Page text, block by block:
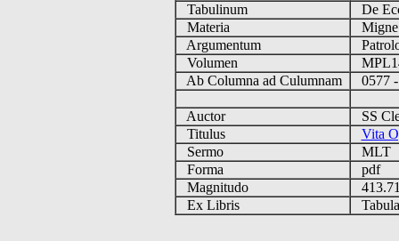
Tabulinum
De
Materia
Argumentum
Volumen
Ab Columna ad Culumnam
0577
Auctor
SS
Titulus
Vita
Sermo
MLT
Forma
pdf
Magnitudo
Ex Libris